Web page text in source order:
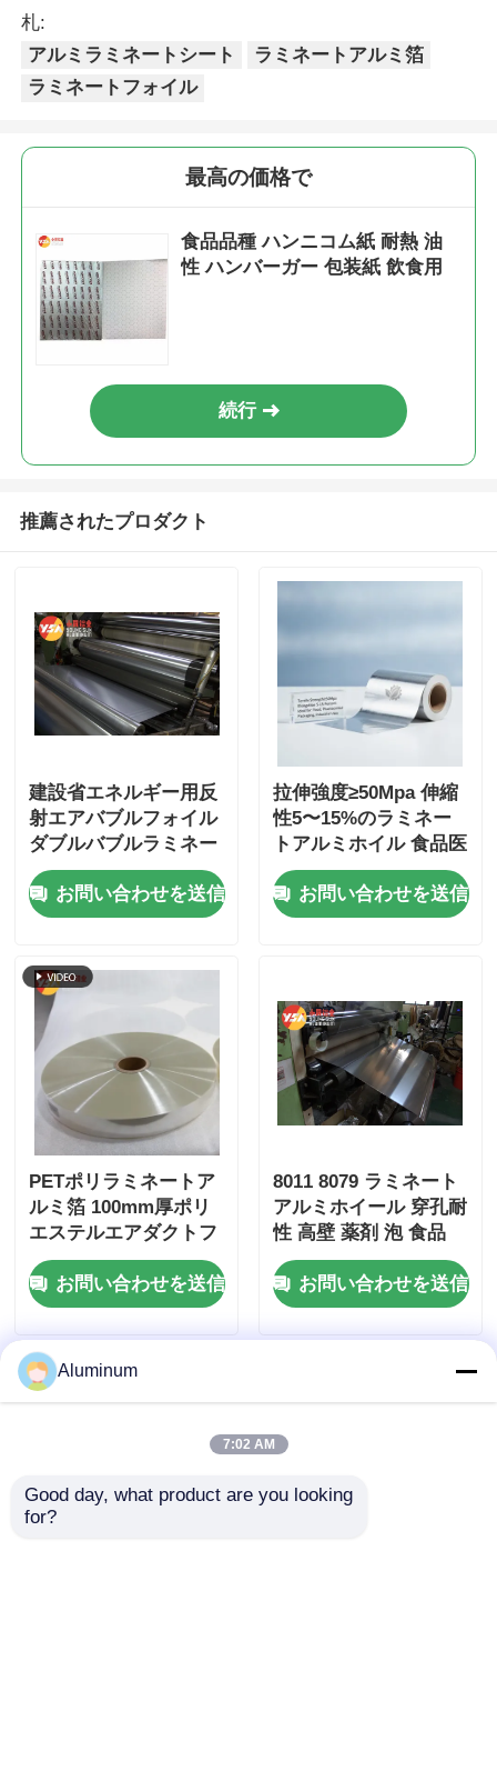
札:
アルミラミネートシート
ラミネートアルミ箔
ラミネートフォイル
最高の価格で
食品品種 ハンニコム紙 耐熱 油
性 ハンバーガー 包装紙 飲食用
続行
推薦されたプロダクト
建設省エネルギー用反
射エアバブルフォイル
ダブルバブルラミネー
トアルミフォイル蒸気
バリア強化断熱バブル
ラップフォイル
お問い合わせを送信
拉伸強度≥50Mpa 伸縮
性5〜15%のラミネー
トアルミホイル 食品医
薬品包装および産業用
に使用するのに最適
お問い合わせを送信
PETポリラミネートア
ルミ箔 100mm厚ポリ
エステルエアダクトフ
ィルム
お問い合わせを送信
8011 8079 ラミネート
アルミホイール 穿孔耐
性 高壁 薬剤 泡 食品
化粧品 工業用パッケー
ジ 熱隔熱
お問い合わせを送信
Aluminum
7:02 AM
Good day, what product are you looking
for?